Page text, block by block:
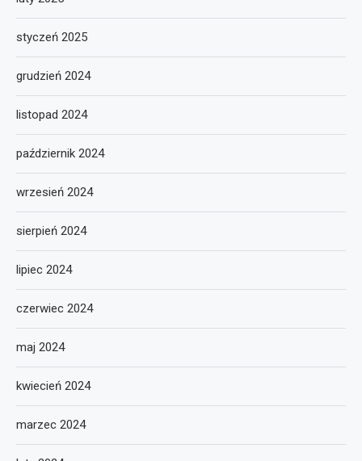
styczeń 2025
grudzień 2024
listopad 2024
październik 2024
wrzesień 2024
sierpień 2024
lipiec 2024
czerwiec 2024
maj 2024
kwiecień 2024
marzec 2024